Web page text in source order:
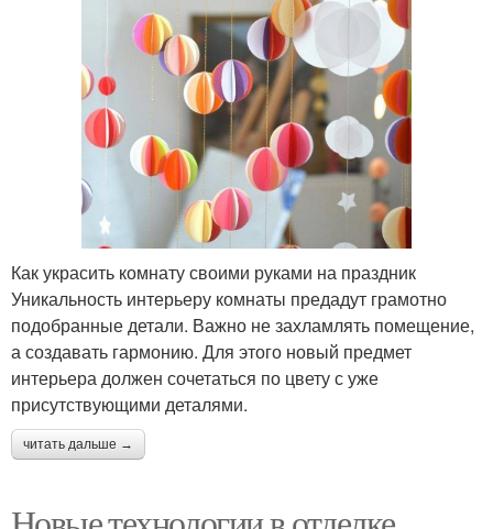
Как украсить комнату своими руками на праздник
Уникальность интерьеру комнаты предадут грамотно
подобранные детали. Важно не захламлять помещение,
а создавать гармонию. Для этого новый предмет
интерьера должен сочетаться по цвету с уже
присутствующими деталями.
читать дальше →